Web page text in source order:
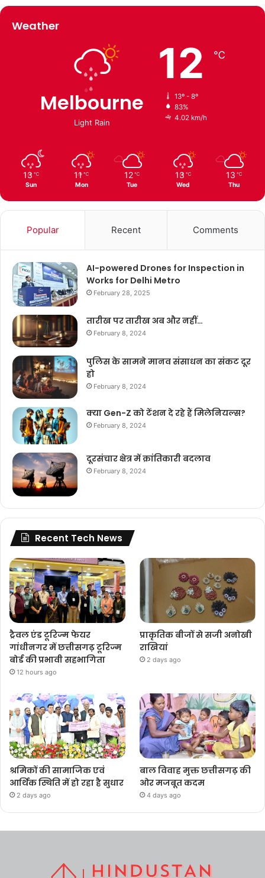
Weather
Melbourne
Light Rain
12 ℃
13º - 8º
83%
4.02 km/h
13 ℃
Sun
11 ℃
Mon
12 ℃
Tue
13 ℃
Wed
13 ℃
Thu
Popular Recent Comments
AI-powered Drones for Inspection in
Works for Delhi Metro
February 28, 2025
तारीख पर तारीख अब और नहीं…
February 8, 2024
पुलिस के सामने मानव संसाधन का संकट दूर
हो
February 8, 2024
क्या Gen-Z को टेंशन दे रहे हैं मिलेनियल्स?
February 8, 2024
दूरसंचार क्षेत्र में क्रांतिकारी बदलाव
February 8, 2024
Recent Tech News
ट्रैवल एंड टूरिज्म फेयर
गांधीनगर में छत्तीसगढ़ टूरिज्म
बोर्ड की प्रभावी सहभागिता
12 hours ago
प्राकृतिक बीजों से सजी अनोखी
राखियां
2 days ago
श्रमिकों की सामाजिक एवं
आर्थिक स्थिति में हो रहा है सुधार
2 days ago
बाल विवाह मुक्त छत्तीसगढ़ की
ओर मजबूत कदम
4 days ago